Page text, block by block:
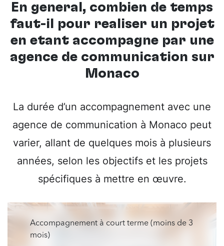
En général, combien de temps
faut-il pour réaliser un projet
en étant accompagné par une
agence de communication sur
Monaco
La durée d’un accompagnement avec une
agence de communication à Monaco peut
varier, allant de quelques mois à plusieurs
années, selon les objectifs et les projets
spécifiques à mettre en œuvre.
Accompagnement à court terme (moins de 3
mois)